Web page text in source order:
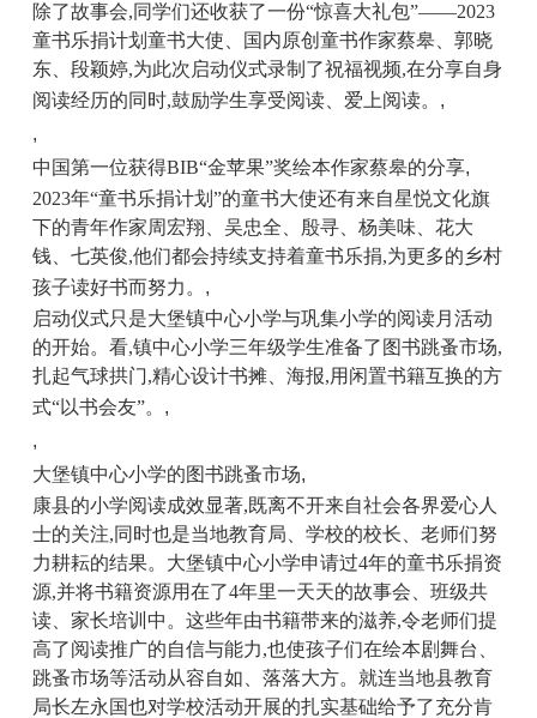
除了故事会,同学们还收获了一份“惊喜大礼包”——2023
童书乐捐计划童书大使、国内原创童书作家蔡皋、郭晓
东、段颖婷,为此次启动仪式录制了祝福视频,在分享自身
阅读经历的同时,鼓励学生享受阅读、爱上阅读。 ,
,
中国第一位获得BIB“金苹果”奖绘本作家蔡皋的分享,
2023年“童书乐捐计划”的童书大使还有来自星悦文化旗
下的青年作家周宏翔、吴忠全、殷寻、杨美味、花大
钱、七英俊,他们都会持续支持着童书乐捐,为更多的乡村
孩子读好书而努力。 ,
启动仪式只是大堡镇中心小学与巩集小学的阅读月活动
的开始。看,镇中心小学三年级学生准备了图书跳蚤市场,
扎起气球拱门,精心设计书摊、海报,用闲置书籍互换的方
式“以书会友”。 ,
,
大堡镇中心小学的图书跳蚤市场,
康县的小学阅读成效显著,既离不开来自社会各界爱心人
士的关注,同时也是当地教育局、学校的校长、老师们努
力耕耘的结果。大堡镇中心小学申请过4年的童书乐捐资
源,并将书籍资源用在了4年里一天天的故事会、班级共
读、家长培训中。 这些年由书籍带来的滋养,令老师们提
高了阅读推广的自信与能力,也使孩子们在绘本剧舞台
跳蚤市场等活动从容自如、落落大方。就连当地县教育
局长左永国也对学校活动开展的扎实基础给予了充分肯